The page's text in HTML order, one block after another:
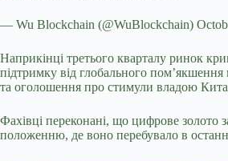
— Wu Blockchain (@WuBlockchain)
Наприкінці третього кварталу ринок
підтримку від глобального пом’якшення
та оголошення про стимули владою
Фахівці переконані, що цифрове золото
положенню, де воно перебувало в